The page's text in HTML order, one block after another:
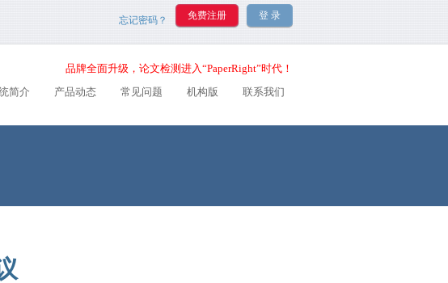
忘记密码？
品牌全面升级，论文检测进入“PaperRight”时代！
简介 产品动态 常见问题 机构版 联系我们